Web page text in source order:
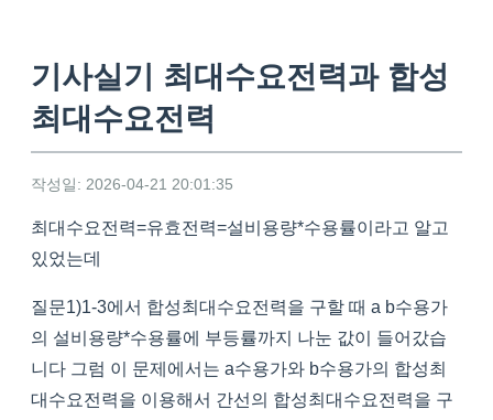
기사실기 최대수요전력과 합성
최대수요전력
작성일: 2026-04-21 20:01:35
최대수요전력=유효전력=설비용량*수용률이라고 알고
있었는데
질문1)1-3에서 합성최대수요전력을 구할 때 a b수용가
의 설비용량*수용률에 부등률까지 나눈 값이 들어갔습
니다 그럼 이 문제에서는 a수용가와 b수용가의 합성최
대수요전력을 이용해서 간선의 합성최대수요전력을 구